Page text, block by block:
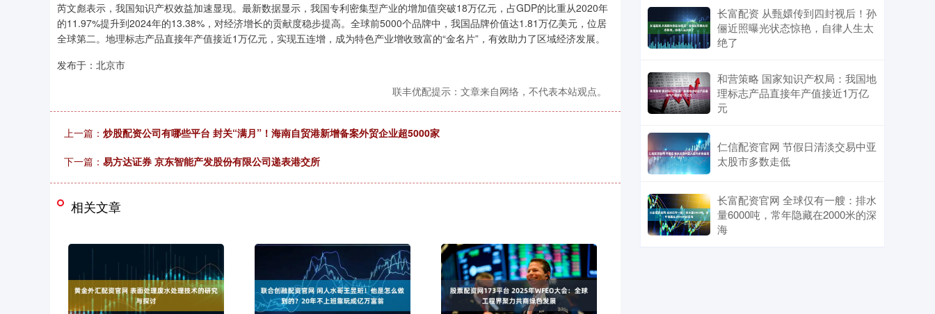
芮文彪表示，我国知识产权效益加速显现。最新数据显示，我国专利密集型产业的增加值突破18万亿元，占GDP的比重从2020年
的11.97%提升到2024年的13.38%，对经济增长的贡献度稳步提高。全球前5000个品牌中，我国品牌价值达1.81万亿美元，位居
全球第二。地理标志产品直接年产值接近1万亿元，实现五连增，成为特色产业增收致富的“金名片”，有效助力了区域经济发展。
发布于：北京市
联丰优配提示：文章来自网络，不代表本站观点。
上一篇： 炒股配资公司有哪些平台 封关“满月”！海南自贸港新增备案外贸企业超5000家
下一篇： 易方达证券 京东智能产发股份有限公司递表港交所
相关文章
长富配资 从甄嬛传到四封视后！孙
俪近照曝光状态惊艳，自律人生太
绝了
和营策略 国家知识产权局：我国地
理标志产品直接年产值接近1万亿
元
仁信配资官网 节假日清淡交易中亚
太股市多数走低
长富配资官网 全球仅有一艘：排水
量6000吨，常年隐藏在2000米的深
海